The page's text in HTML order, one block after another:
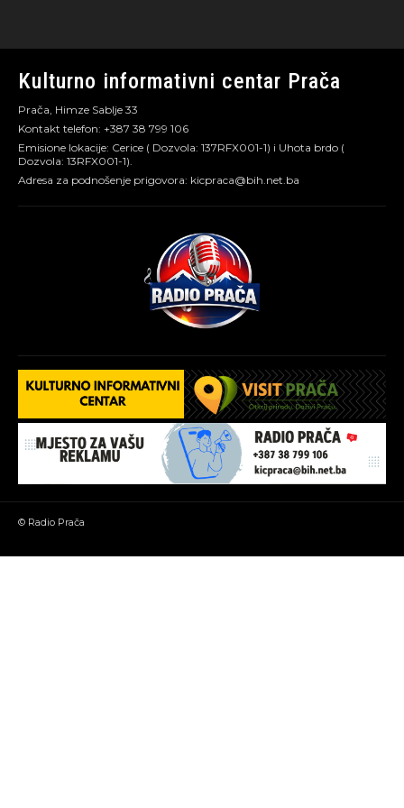
Kulturno informativni centar Prača
Prača, Himze Sablje 33
Kontakt telefon: +387 38 799 106
Emisione lokacije: Cerice ( Dozvola: 137RFX001-1) i Uhota brdo (
Dozvola: 13RFX001-1).
Adresa za podnošenje prigovora: kicpraca@bih.net.ba
© Radio Prača